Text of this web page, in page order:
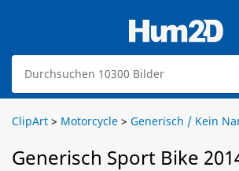
ClipArt > Motorcycle > Generisch / Kein
Generisch Sport Bike